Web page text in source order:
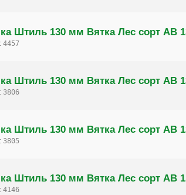
Штиль 130 мм Вятка Лес сорт AB
4457
Штиль 130 мм Вятка Лес сорт AB
3806
Штиль 130 мм Вятка Лес сорт AB
3805
Штиль 130 мм Вятка Лес сорт AB
4146